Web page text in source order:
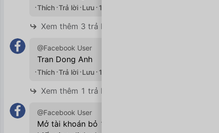
Thích Trả lời Lưu 19/09/2020
Xem thêm 3 trả lời
@Facebook User
Tran Dong Anh
Thích Trả lời Lưu 19/09/2020
Xem thêm 1 trả lời
@Facebook User
Mở tài khoán bỏ 1,2 triệu mua thử cho